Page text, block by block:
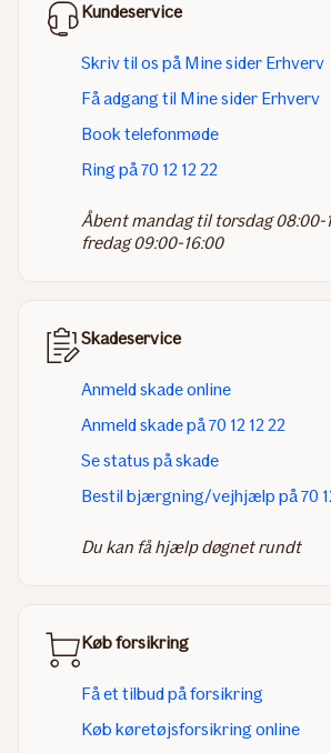
Kundeservice
Skriv til os på Mine sider Erhverv
Få adgang til Mine sider Erhverv
Book telefonmøde
Ring på 70 12 12 22
Åbent mandag til torsdag 08:00-
fredag 09:00-16:00
Skadeservice
Anmeld skade online
Anmeld skade på 70 12 12 22
Se status på skade
Bestil bjærgning/vejhjælp på 70
Du kan få hjælp døgnet rundt
Køb forsikring
Få et tilbud på forsikring
Køb køretøjsforsikring online